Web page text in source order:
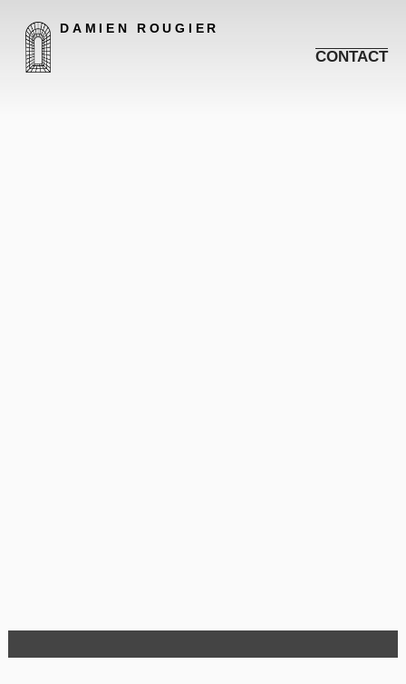
DAMIEN ROUGIER
CONTACT